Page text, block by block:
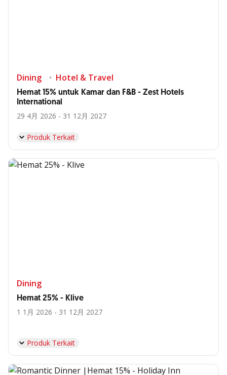
Dining Hotel & Travel
Hemat 15% untuk Kamar dan F&B - Zest Hotels
International
29 4月 2026 - 31 12月 2027
Produk Terkait
Dining
Hemat 25% - Klive
1 1月 2026 - 31 12月 2027
Produk Terkait